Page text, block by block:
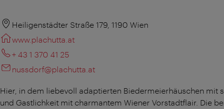
Heiligenstädter Straße 179, 1190 Wien
www.plachutta.at
+ 43 1 370 41 25
nussdorf@plachutta.at
Hier, in dem liebevoll adaptierten Biedermeierhäuschen mit
und Gastlichkeit mit charmantem Wiener Vorstadtflair. Die